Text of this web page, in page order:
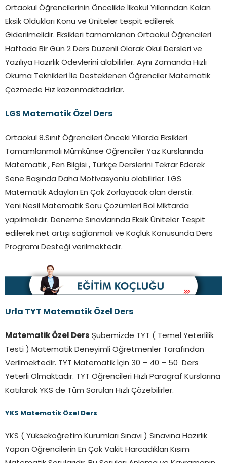
Ortaokul Öğrencilerinin Öncelikle İlkokul Yıllarından Kalan
Eksik Oldukları Konu ve Üniteler tespit edilerek
Giderilmelidir. Eksikleri tamamlanan Ortaokul Öğrencileri
Haftada Bir Gün 2 Ders Düzenli Olarak Okul Dersleri ve
Yazılıya Hazırlık Ödevlerini alabilirler. Aynı Zamanda Hızlı
Okuma Teknikleri İle Desteklenen Öğrenciler Matematik
Çözmede Hız kazanmaktadırlar.
LGS Matematik Özel Ders
Ortaokul 8.Sınıf Öğrencileri Önceki Yıllarda Eksikleri
Tamamlanmalı Mümkünse Öğrenciler Yaz Kurslarında
Matematik , Fen Bilgisi , Türkçe Derslerini Tekrar Ederek
Sene Başında Daha Motivasyonlu olabilirler. LGS
Matematik Adayları En Çok Zorlayacak olan derstir.
Yeni Nesil Matematik Soru Çözümleri Bol Miktarda
yapılmalıdır. Deneme Sınavlarında Eksik Üniteler Tespit
edilerek net artışı sağlanmalı ve Koçluk Konusunda Ders
Programı Desteği verilmektedir.
Urla TYT Matematik Özel Ders
Matematik Özel Ders Şubemizde TYT ( Temel Yeterlilik
Testi ) Matematik Deneyimli Öğretmenler Tarafından
Verilmektedir. TYT Matematik İçin 30 – 40 – 50 Ders
Yeterli Olmaktadır. TYT Öğrencileri Hızlı Paragraf Kurslarına
Katılarak YKS de Tüm Soruları Hızlı Çözebilirler.
YKS Matematik Özel Ders
YKS ( Yükseköğretim Kurumları Sınavı ) Sınavına Hazırlık
Yapan Öğrencilerin En Çok Vakit Harcadıkları Kısım